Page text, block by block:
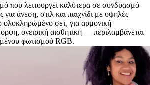
που λειτουργεί καλύτερα σε συνδυασμό
για άνεση, στιλ και παιχνίδι με υψηλές
ολοκληρωμένο σετ, για αρμονική
ονειρική αισθητική — περιλαμβάνεται
φωτισμού RGB.